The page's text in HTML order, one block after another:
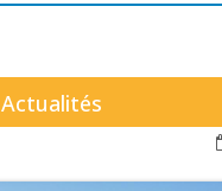
Actualités